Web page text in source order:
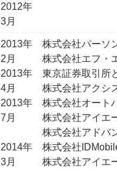
2012年
3月
2013年
2月
2013年
4月
2013年
7月
2014年
3月
株式会社パーソ
株式会社エフ・
東京証券取引所
株式会社アクシ
株式会社オート
株式会社アイエ
株式会社アドバ
株式会社
株式会社アイエ